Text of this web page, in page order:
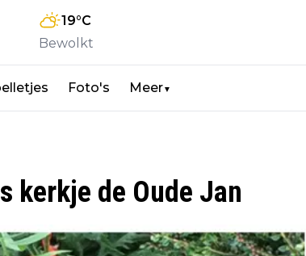
19°C
Bewolkt
Foto's Meer▼
kerkje de Oude Jan